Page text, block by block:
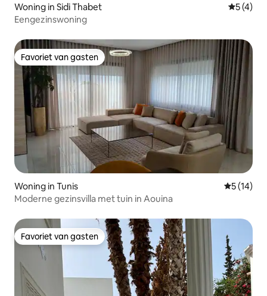
Woning in Sidi Thabet
5 (4)
Eengezinswoning
Favoriet van gasten
Favoriet van gasten
Woning in Tunis
5 (14)
Moderne gezinsvilla met tuin in Aouina
Favoriet van gasten
Favoriet van gasten